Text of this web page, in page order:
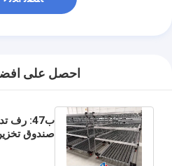
احصل على
ب47:
صندوق